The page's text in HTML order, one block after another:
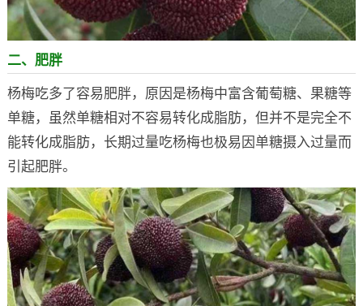
二、肥胖
杨梅吃多了容易肥胖，原因是杨梅中富含葡萄糖、果糖等
单糖，虽然单糖相对不容易转化成脂肪，但并不是完全不
能转化成脂肪，长期过量吃杨梅也极易因单糖摄入过量而
引起肥胖。